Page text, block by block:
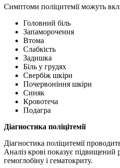
Симптоми поліцитемії можуть
Головний біль
Запаморочення
Втома
Слабкість
Задишка
Біль у грудях
Свербіж шкіри
Почервоніння шкіри
Синяк
Кровотеча
Подагра
Діагностика поліцітемії
Діагностика поліцитемії
Аналіз крові показує підвищений
гемоглобіну і гематокриту.